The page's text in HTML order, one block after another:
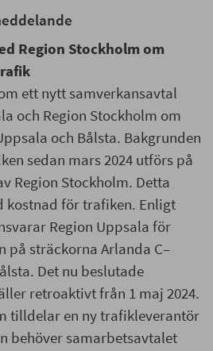
Region Stockholm om
ett nytt samverkansavtal
och Region Stockholm om
och Bålsta. Bakgrunden
sedan mars 2024 utförs på
Region Stockholm. Detta
kostnad för trafiken. Enligt
Region Uppsala för
på sträckorna Arlanda C–
Det nu beslutade
retroaktivt från 1 maj 2024.
tilldelar en ny trafikleverantör
behöver samarbetsavtalet